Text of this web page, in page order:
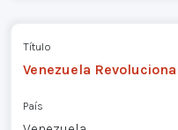
Título
Venezuela
País